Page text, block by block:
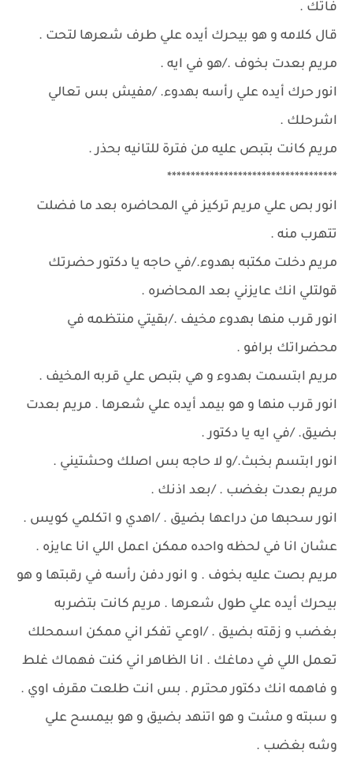
فاتك .
قال كلامه و هو بيحرك أيده علي طرف شعرها لتحت .
مريم بعدت بخوف ./هو في ايه .
انور حرك أيده علي رأسه بهدوء. /مفيش بس تعالي
اشرحلك .
مريم كانت بتبص عليه من فترة للتانيه بحذر .
************************************
انور بص علي مريم تركيز في المحاضره بعد ما فضلت
تتهرب منه .
مريم دخلت مكتبه بهدوء./في حاجه يا دكتور حضرتك
قولتلي انك عايزني بعد المحاضره .
انور قرب منها بهدوء مخيف ./بقيتي منتظمه في
محضراتك برافو .
مريم ابتسمت بهدوء و هي بتبص علي قربه المخيف .
انور قرب منها و هو بيمد أيده علي شعرها . مريم بعدت
بضيق. /في ايه يا دكتور .
انور ابتسم بخبث./و لا حاجه بس اصلك وحشتيني .
مريم بعدت بغضب . /بعد اذنك .
انور سحبها من دراعها بضيق . /اهدي و اتكلمي كويس .
عشان انا في لحظه واحده ممكن اعمل اللي انا عايزه .
مريم بصت عليه بخوف . و انور دفن رأسه في رقبتها و هو
بيحرك أيده علي طول شعرها . مريم كانت بتضربه
بغضب و زقته بضيق . /اوعي تفكر اني ممكن اسمحلك
تعمل اللي في دماغك . انا الظاهر اني كنت فهماك غلط
و فاهمه انك دكتور محترم . بس انت طلعت مقرف اوي .
و سبته و مشت و هو اتنهد بضيق و هو بيمسح علي
وشه بغضب .